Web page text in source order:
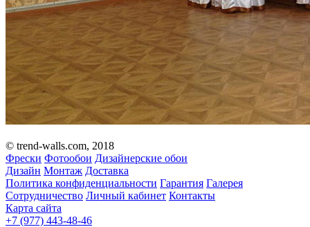
© trend-walls.com, 2018
Фрески Фотообои Дизайнерские обои
Дизайн Монтаж Доставка
Политика конфиденциальности Гарантия Галерея
Сотрудничество Личный кабинет Контакты
Карта сайта
+7 (977) 443-48-46